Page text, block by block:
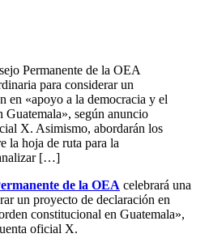
Permanente de la OEA
para considerar un
en «apoyo a la democracia y el
Guatemala», según anuncio
X. Asimismo, abordarán los
la hoja de ruta para la
[…]
de la OEA celebrará una
un proyecto de declaración en
constitucional en Guatemala»,
oficial X.